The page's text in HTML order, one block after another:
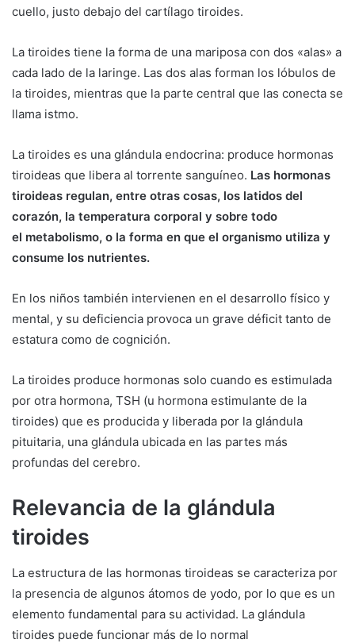
cuello, justo debajo del cartílago tiroides.
La tiroides tiene la forma de una mariposa con dos «alas» a
cada lado de la laringe. Las dos alas forman los lóbulos de
la tiroides, mientras que la parte central que las conecta se
llama istmo.
La tiroides es una glándula endocrina: produce hormonas
tiroideas que libera al torrente sanguíneo. Las hormonas
tiroideas regulan, entre otras cosas, los latidos del
corazón, la temperatura corporal y sobre todo
el metabolismo, o la forma en que el organismo utiliza y
consume los nutrientes.
En los niños también intervienen en el desarrollo físico y
mental, y su deficiencia provoca un grave déficit tanto de
estatura como de cognición.
La tiroides produce hormonas solo cuando es estimulada
por otra hormona, TSH (u hormona estimulante de la
tiroides) que es producida y liberada por la glándula
pituitaria, una glándula ubicada en las partes más
profundas del cerebro.
Relevancia de la glándula
tiroides
La estructura de las hormonas tiroideas se caracteriza por
la presencia de algunos átomos de yodo, por lo que es un
elemento fundamental para su actividad. La glándula
tiroides puede funcionar más de lo normal